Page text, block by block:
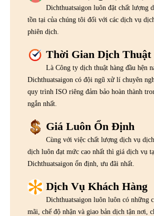
Dichthuatsaigon luôn đặt chất lượng
tồn tại của chúng tôi đối với các dịch vụ
phiên dịch.
Thời Gian Dịch Thuật
Là Công ty dịch thuật hàng đầu hện
Dichthuatsaigon có đội ngũ xử lí chuyên
quy trình ISO riêng đảm bảo hoàn thành
ngắn nhất.
Giá Luôn Ổn Định
Cùng với việc chất lượng dịch vụ
dịch luôn đạt mức cao nhất thì giá dịch vụ
Dichthuatsaigon ổn định, ưu đãi nhất.
Dịch Vụ Khách Hàng
Dichthuatsaigon luôn luôn có những
mãi, chế độ nhận và giao bản dịch tận nơi,